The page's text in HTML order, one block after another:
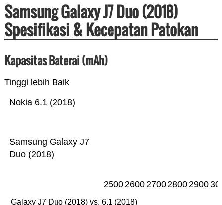
Samsung Galaxy J7 Duo (2018)
Spesifikasi & Kecepatan Patokan
Kapasitas Baterai (mAh)
Tinggi lebih Baik
Samsung Galaxy J7
Duo (2018)
Nokia 6.1 (2018)
25002600270028002900
Galaxy J7 Duo (2018) vs. 6.1 (2018)